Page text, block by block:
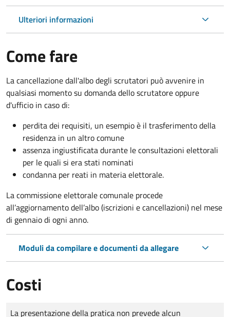
Ulteriori informazioni
Come fare
La cancellazione dall'albo degli scrutatori può avvenire in
qualsiasi momento su domanda dello scrutatore oppure
d'ufficio in caso di:
perdita dei requisiti, un esempio è il trasferimento della
residenza in un altro comune
assenza ingiustificata durante le consultazioni elettorali
per le quali si era stati nominati
condanna per reati in materia elettorale.
La commissione elettorale comunale procede
all’aggiornamento dell’albo (iscrizioni e cancellazioni) nel mese
di gennaio di ogni anno.
Moduli da compilare e documenti da allegare
Costi
Tipo di pagamento
Importo
La presentazione della pratica non prevede alcun